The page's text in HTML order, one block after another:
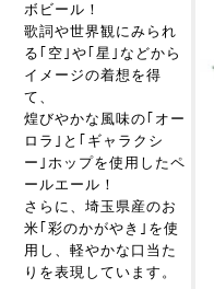
ボビール！
歌詞や世界観にみられ
る｢空｣や｢星｣などから
イメージの着想を得
て、
煌びやかな風味の｢オー
ロラ｣と｢ギャラクシ
ー｣ホップを使用したペ
ールエール！
さらに、埼玉県産のお
米｢彩のかがやき｣を使
用し、軽やかな口当た
りを表現しています。